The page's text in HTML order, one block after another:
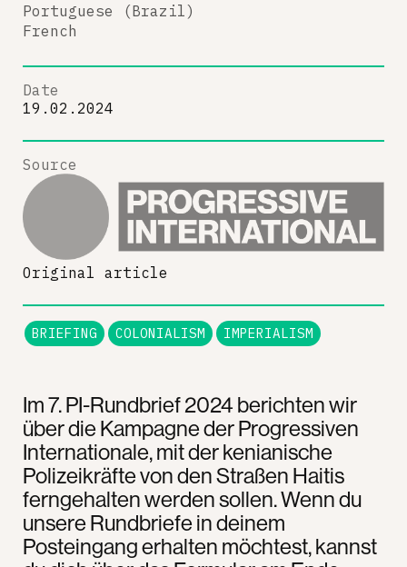
Im 7. PI-Rundbrief 2024 berichten wir
über die Kampagne der Progressiven
Internationale, mit der kenianische
Polizeikräfte von den Straßen Haitis
ferngehalten werden sollen. Wenn du
unsere Rundbriefe in deinem
Posteingang erhalten möchtest, kannst
Portuguese (Brazil)
French
Date
19.02.2024
Source
Original article
BRIEFING COLONIALISM IMPERIALISM